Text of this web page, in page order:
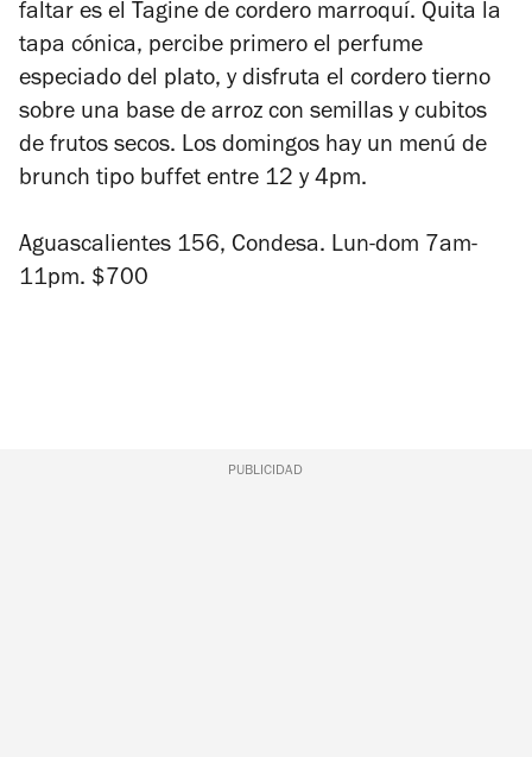
faltar es el Tagine de cordero marroquí. Quita la
tapa cónica, percibe primero el perfume
especiado del plato, y disfruta el cordero tierno
sobre una base de arroz con semillas y cubitos
de frutos secos. Los domingos hay un menú de
brunch tipo buffet entre 12 y 4pm.
Aguascalientes 156, Condesa. Lun-dom 7am-
11pm. $700
PUBLICIDAD